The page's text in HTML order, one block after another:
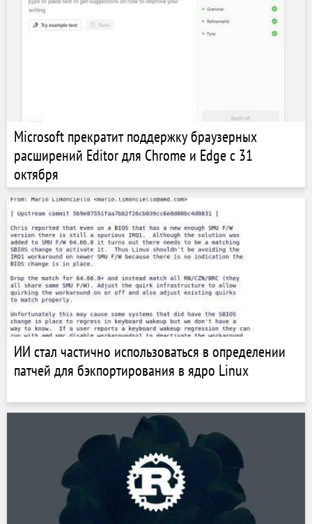
Microsoft прекратит поддержку браузерных
расширений Editor для Chrome и Edge с 31
октября
ИИ стал частично использоваться в определении
патчей для бэкпортирования в ядро ​​Linux